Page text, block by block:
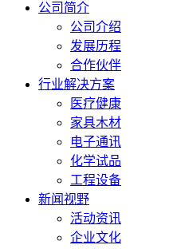
公司简介
公司介绍
发展历程
合作伙伴
行业解决方案
医疗健康
家具木材
电子通讯
化学试品
工程设备
新闻视野
活动资讯
企业文化